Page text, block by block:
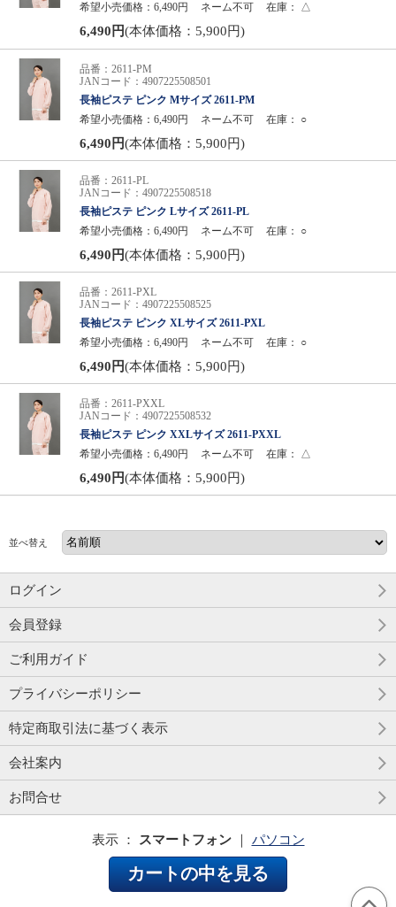
希望小売価格：6,490円
ネーム不可 在庫： △
6,490円(本体価格：5,900円)
品番：2611-PM
JANコード：4907225508501
長袖ピステ ピンク Mサイズ 2611-PM
希望小売価格：6,490円
ネーム不可 在庫： ○
6,490円(本体価格：5,900円)
品番：2611-PL
JANコード：4907225508518
長袖ピステ ピンク Lサイズ 2611-PL
希望小売価格：6,490円
ネーム不可 在庫： ○
6,490円(本体価格：5,900円)
品番：2611-PXL
JANコード：4907225508525
長袖ピステ ピンク XLサイズ 2611-PXL
希望小売価格：6,490円
ネーム不可 在庫： ○
6,490円(本体価格：5,900円)
品番：2611-PXXL
JANコード：4907225508532
長袖ピステ ピンク XXLサイズ 2611-PXXL
希望小売価格：6,490円
ネーム不可 在庫： △
6,490円(本体価格：5,900円)
並べ替え
ログイン
会員登録
ご利用ガイド
プライバシーポリシー
特定商取引法に基づく表示
会社案内
お問合せ
表示 ： スマートフォン｜ パソコン
カートの中を見る